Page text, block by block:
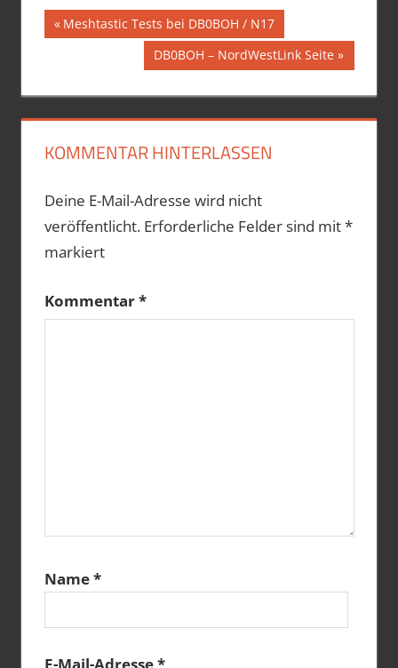
Beitragsnavigation
Vorheriger
Beitrag:
Meshtastic Tests bei DB0BOH / N17
Nächster
Beitrag:
DB0BOH – NordWestLink Seite
KOMMENTAR HINTERLASSEN
Deine E-Mail-Adresse wird nicht
veröffentlicht. Erforderliche Felder sind mit*
markiert
Kommentar*
Name*
E-Mail-Adresse*